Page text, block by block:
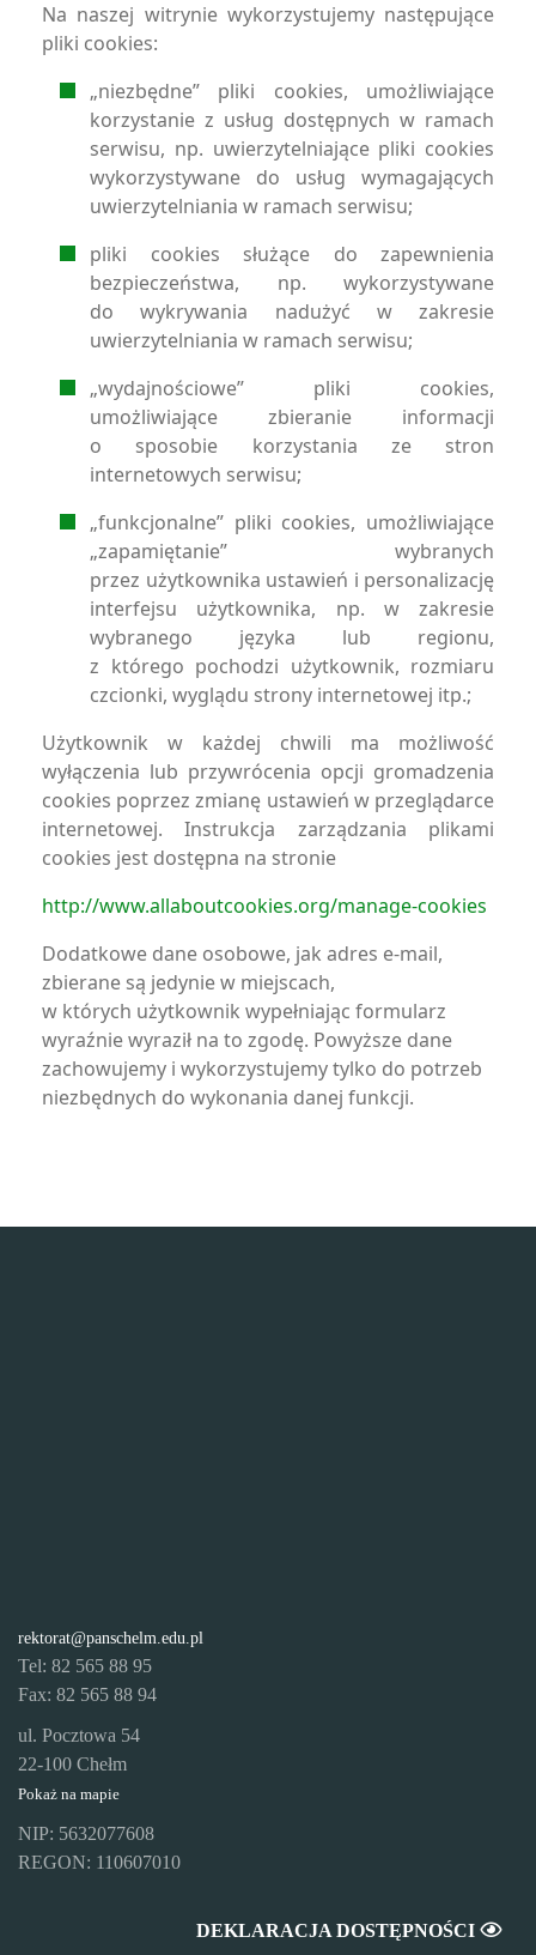
Na naszej witrynie wykorzystujemy następujące
pliki cookies:
„niezbędne” pliki cookies, umożliwiające
korzystanie z usług dostępnych w ramach
serwisu, np. uwierzytelniające pliki cookies
wykorzystywane do usług wymagających
uwierzytelniania w ramach serwisu;
pliki cookies służące do zapewnienia
bezpieczeństwa, np. wykorzystywane
do wykrywania nadużyć w zakresie
uwierzytelniania w ramach serwisu;
„wydajnościowe” pliki cookies,
umożliwiające zbieranie informacji
o sposobie korzystania ze stron
internetowych serwisu;
„funkcjonalne” pliki cookies, umożliwiające
„zapamiętanie” wybranych
przez użytkownika ustawień i personalizację
interfejsu użytkownika, np. w zakresie
wybranego języka lub regionu,
z którego pochodzi użytkownik, rozmiaru
czcionki, wyglądu strony internetowej itp.;
Użytkownik w każdej chwili ma możliwość
wyłączenia lub przywrócenia opcji gromadzenia
cookies poprzez zmianę ustawień w przeglądarce
internetowej. Instrukcja zarządzania plikami
cookies jest dostępna na stronie
http://www.allaboutcookies.org/manage-cookies
Dodatkowe dane osobowe, jak adres e-mail,
zbierane są jedynie w miejscach,
w których użytkownik wypełniając formularz
wyraźnie wyraził na to zgodę. Powyższe dane
zachowujemy i wykorzystujemy tylko do potrzeb
niezbędnych do wykonania danej funkcji.
rektorat@panschelm.edu.pl
Tel: 82 565 88 95
Fax: 82 565 88 94
ul. Pocztowa 54
22-100 Chełm
Pokaż na mapie
NIP: 5632077608
REGON: 110607010
DEKLARACJA DOSTĘPNOŚCI